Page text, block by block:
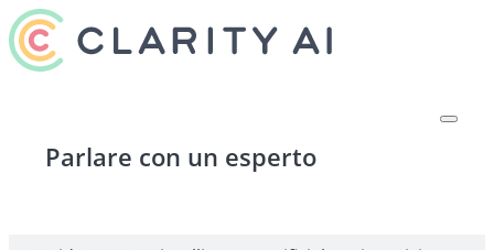
Parlare con un esperto